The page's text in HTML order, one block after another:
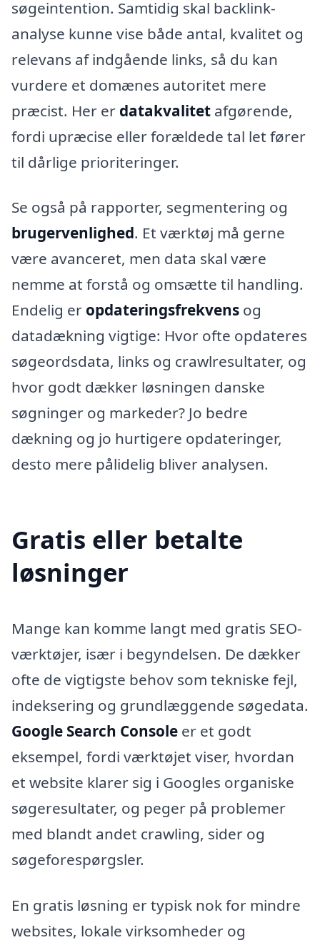
søgeintention. Samtidig skal backlink-
analyse kunne vise både antal, kvalitet og
relevans af indgående links, så du kan
vurdere et domænes autoritet mere
præcist. Her er datakvalitet afgørende,
fordi upræcise eller forældede tal let fører
til dårlige prioriteringer.
Se også på rapporter, segmentering og
brugervenlighed. Et værktøj må gerne
være avanceret, men data skal være
nemme at forstå og omsætte til handling.
Endelig er opdateringsfrekvens og
datadækning vigtige: Hvor ofte opdateres
søgeordsdata, links og crawlresultater, og
hvor godt dækker løsningen danske
søgninger og markeder? Jo bedre
dækning og jo hurtigere opdateringer,
desto mere pålidelig bliver analysen.
Gratis eller betalte
løsninger
Mange kan komme langt med gratis SEO-
værktøjer, især i begyndelsen. De dækker
ofte de vigtigste behov som tekniske fejl,
indeksering og grundlæggende søgedata.
Google Search Console er et godt
eksempel, fordi værktøjet viser, hvordan
et website klarer sig i Googles organiske
søgeresultater, og peger på problemer
med blandt andet crawling, sider og
søgeforespørgsler.
En gratis løsning er typisk nok for mindre
websites, lokale virksomheder og